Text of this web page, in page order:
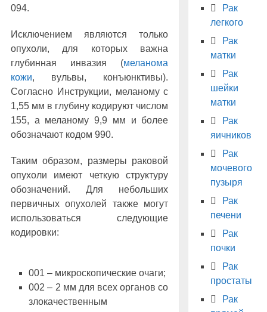
094.
Исключением являются только
опухоли, для которых важна
глубинная инвазия (меланома
кожи, вульвы, конъюнктивы).
Согласно Инструкции, меланому с
1,55 мм в глубину кодируют числом
155, а меланому 9,9 мм и более
обозначают кодом 990.
Таким образом, размеры раковой
опухоли имеют четкую структуру
обозначений. Для небольших
первичных опухолей также могут
использоваться следующие
кодировки:
001 ‒ микроскопические очаги;
002 ‒ 2 мм для всех органов со
злокачественным
Рак
легкого
Рак
матки
Рак
шейки
матки
Рак
яичников
Рак
мочевого
пузыря
Рак
печени
Рак
почки
Рак
простаты
Рак